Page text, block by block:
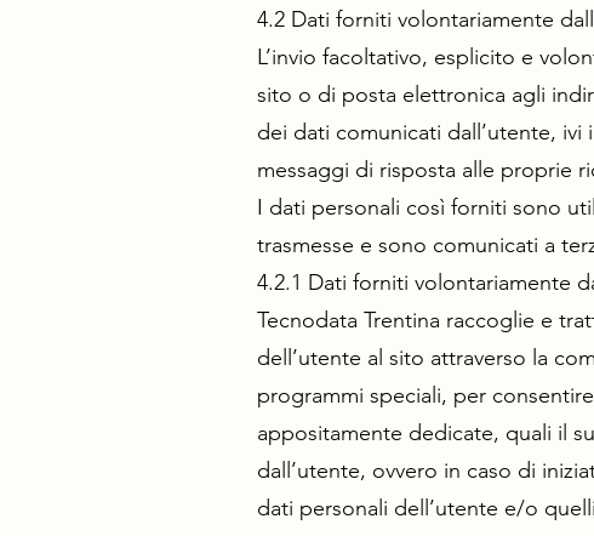
4.2 Dati forniti volontariamente
L’invio facoltativo, esplicito e
sito o di posta elettronica agli
dei dati comunicati dall’utente, ivi
messaggi di risposta alle proprie
I dati personali così forniti sono
trasmesse e sono comunicati a
4.2.1 Dati forniti volontariamente
Tecnodata Trentina raccoglie e
dell’utente al sito attraverso la
programmi speciali, per
appositamente dedicate, quali il
dall’utente, ovvero in caso di
dati personali dell’utente e/o